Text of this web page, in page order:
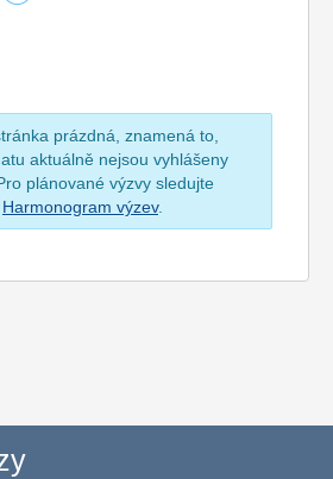
prázdná, znamená to,
aktuálně nejsou vyhlášeny
plánované výzvy sledujte
Harmonogram výzev.